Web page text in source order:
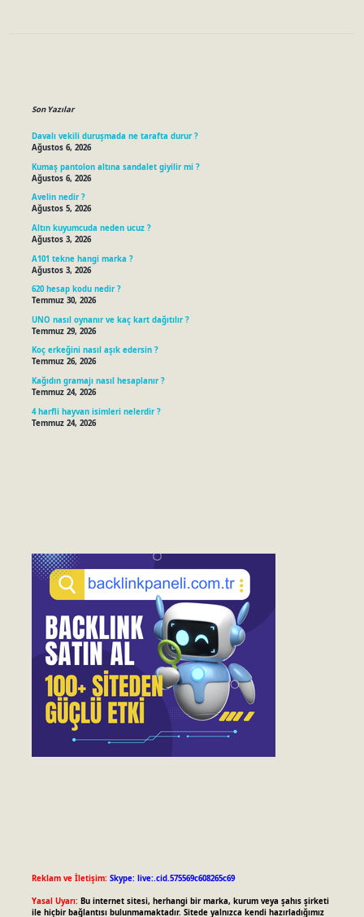
Son Yazılar
Davalı vekili duruşmada ne tarafta durur ?
Ağustos 6, 2026
Kumaş pantolon altına sandalet giyilir mi ?
Ağustos 6, 2026
Avelin nedir ?
Ağustos 5, 2026
Altın kuyumcuda neden ucuz ?
Ağustos 3, 2026
A101 tekne hangi marka ?
Ağustos 3, 2026
620 hesap kodu nedir ?
Temmuz 30, 2026
UNO nasıl oynanır ve kaç kart dağıtılır ?
Temmuz 29, 2026
Koç erkeğini nasıl aşık edersin ?
Temmuz 26, 2026
Kağıdın gramajı nasıl hesaplanır ?
Temmuz 24, 2026
4 harfli hayvan isimleri nelerdir ?
Temmuz 24, 2026
Reklam ve İletişim: Skype: live:.cid.575569c608265c69
Yasal Uyarı: Bu internet sitesi, herhangi bir marka, kurum veya şahıs şirketi
ile hiçbir bağlantısı bulunmamaktadır. Sitede yalnızca kendi hazırladığımız